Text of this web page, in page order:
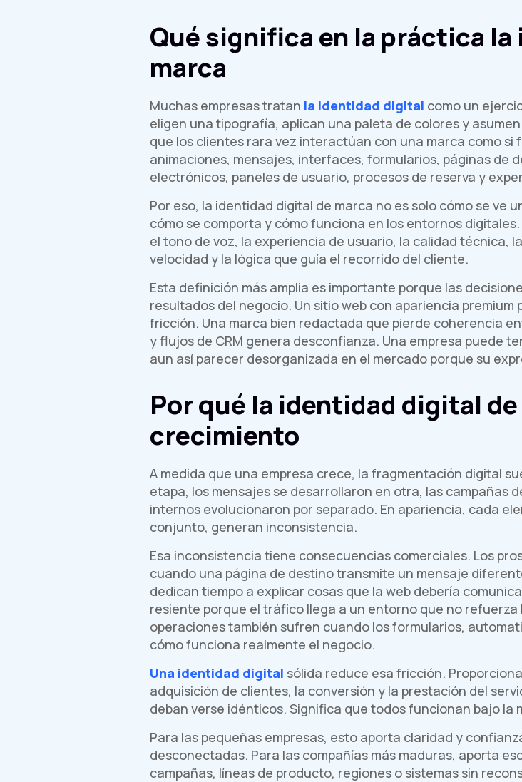
Qué significa en la práctica
marca
Muchas empresas tratan la identidad digital como un
eligen una tipografía, aplican una paleta de colores y
que los clientes rara vez interactúan con una marca como
animaciones, mensajes, interfaces, formularios, páginas de
electrónicos, paneles de usuario, procesos de reserva y
Por eso, la identidad digital de marca no es solo cómo se ve
cómo se comporta y cómo funciona en los entornos
el tono de voz, la experiencia de usuario, la calidad técnica,
velocidad y la lógica que guía el recorrido del cliente.
Esta definición más amplia es importante porque las
resultados del negocio. Un sitio web con apariencia
fricción. Una marca bien redactada que pierde coherencia
y flujos de CRM genera desconfianza. Una empresa puede
aun así parecer desorganizada en el mercado porque su
Por qué la identidad digital
crecimiento
A medida que una empresa crece, la fragmentación digital
etapa, los mensajes se desarrollaron en otra, las campañas
internos evolucionaron por separado. En apariencia, cada
conjunto, generan inconsistencia.
Esa inconsistencia tiene consecuencias comerciales. Los
cuando una página de destino transmite un mensaje
dedican tiempo a explicar cosas que la web debería
resiente porque el tráfico llega a un entorno que no refuerza
operaciones también sufren cuando los formularios,
cómo funciona realmente el negocio.
Una identidad digital sólida reduce esa fricción.
adquisición de clientes, la conversión y la prestación del
deban verse idénticos. Significa que todos funcionan bajo la
Para las pequeñas empresas, esto aporta claridad y
desconectadas. Para las compañías más maduras, aporta
campañas, líneas de producto, regiones o sistemas sin